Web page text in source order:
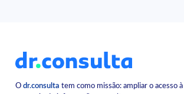
Odr.consulta tem como missão: ampliar o acesso